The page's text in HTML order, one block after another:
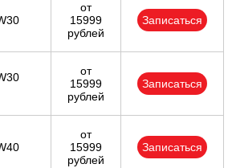
от
15999
рублей
Записаться
от
15999
рублей
Записаться
от
15999
рублей
Записаться